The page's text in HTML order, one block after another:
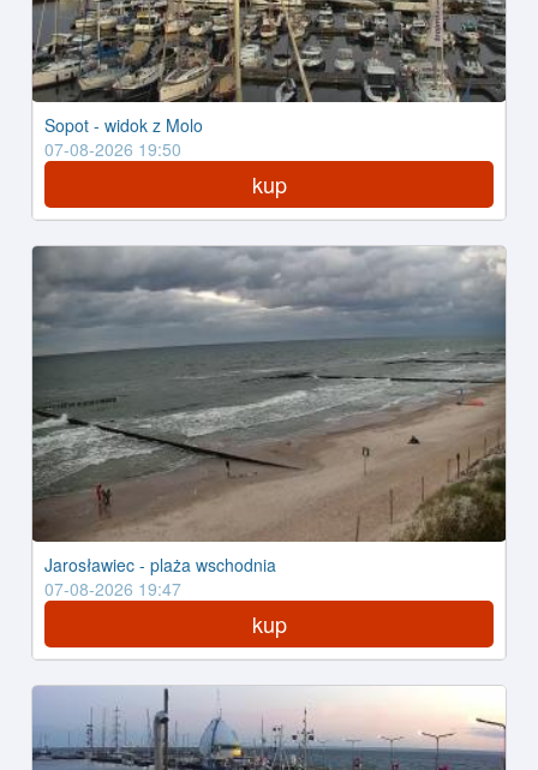
Sopot - widok z Molo
07-08-2026 19:50
kup
Jarosławiec - plaża wschodnia
07-08-2026 19:47
kup